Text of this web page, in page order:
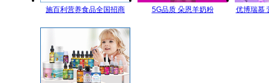
施百利营养食品全国招商
5G品质 朵恩羊奶粉
优博瑞慕